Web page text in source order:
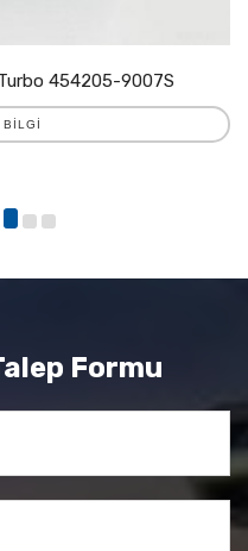
454205-9007S
BILGI
Formu